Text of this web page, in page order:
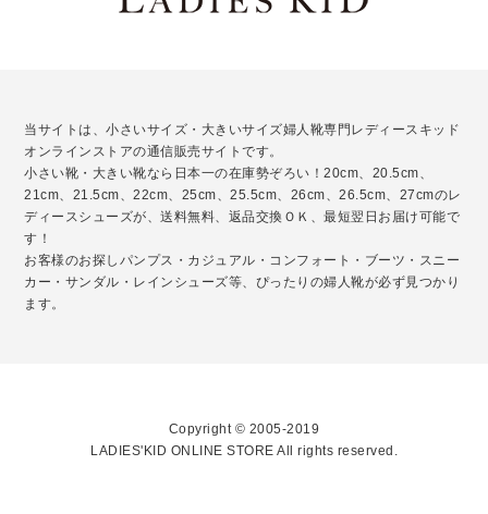
当サイトは、小さいサイズ・大きいサイズ婦人靴専門レディースキッド
オンラインストアの通信販売サイトです。
小さい靴・大きい靴なら日本一の在庫勢ぞろい！20cm、20.5cm、
21cm、21.5cm、22cm、25cm、25.5cm、26cm、26.5cm、27cmのレ
ディースシューズが、送料無料、返品交換ＯＫ、最短翌日お届け可能で
す！
お客様のお探しパンプス・カジュアル・コンフォート・ブーツ・スニー
カー・サンダル・レインシューズ等、ぴったりの婦人靴が必ず見つかり
ます。
Copyright © 2005-2019
LADIES'KID ONLINE STORE All rights reserved.